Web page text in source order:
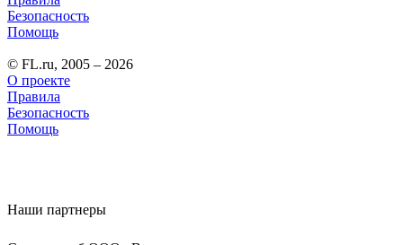
Безопасность
Помощь
© FL.ru, 2005 – 2026
О проекте
Правила
Безопасность
Помощь
Наши партнеры